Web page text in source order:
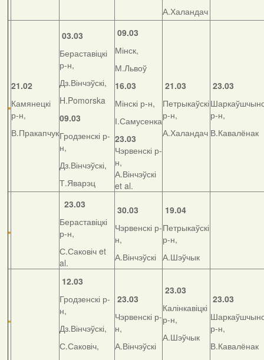
А.Халандач
21.02
Камянецкі
р-н,
В.Пракапчук
03.03
Бераставіцкі
р-н,
Дз.Вінчэўскі,
H.Pomorska
09.03
Гродзенскі р-
н,
Дз.Вінчэўскі,
Т.Яварэц
09.03
Мінск,
М.Львоў
16.03
Мінскі р-н,
І.Самусенка
23.03
Чэрвенскі р-
н,
А.Вінчэўскі
et al.
21.03
Петрыкаўскі
р-н,
А.Халандач
23.03
р-н,
В.Кавалёнак
23.03
Бераставіцкі
р-н,
С.Саковіч et
al.
30.03
Чэрвенскі р-
н,
А.Вінчэўскі
19.04
Петрыкаўскі
р-н,
А.Шэўчык
12.03
Гродзенскі р-
н,
Дз.Вінчэўскі,
С.Саковіч,
23.03
Чэрвенскі р-
н,
А.Вінчэўскі
23.03
Калінкавіцкі
р-н,
А.Шэўчык
23.03
р-н,
В.Кавалёнак